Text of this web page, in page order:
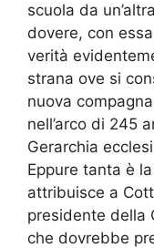
scuola da
dovere, con
verità
strana ove si
nuova
nell’arco di 245
Gerarchia
Eppure tanta è
attribuisce a
presidente della
che dovrebbe